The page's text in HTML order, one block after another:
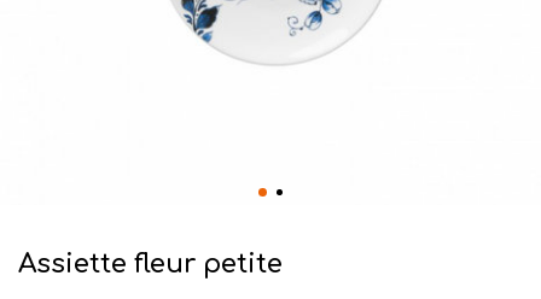
Assiette fleur petite